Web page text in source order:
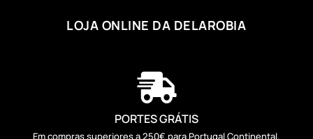
LOJA ONLINE DA DELAROBIA

PORTES GRÁTIS
Em compras superiores a 250€ para Portugal Continental.